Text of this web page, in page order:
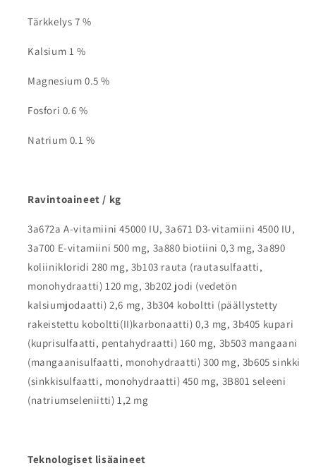
Tärkkelys 7 %
Kalsium 1 %
Magnesium 0.5 %
Fosfori 0.6 %
Natrium 0.1 %
Ravintoaineet / kg
3a672a A-vitamiini 45000 IU, 3a671 D3-vitamiini 4500 IU,
3a700 E-vitamiini 500 mg, 3a880 biotiini 0,3 mg, 3a890
koliinikloridi 280 mg, 3b103 rauta (rautasulfaatti,
monohydraatti) 120 mg, 3b202 jodi (vedetön
kalsiumjodaatti) 2,6 mg, 3b304 koboltti (päällystetty
rakeistettu koboltti(II)karbonaatti) 0,3 mg, 3b405 kupari
(kuprisulfaatti, pentahydraatti) 160 mg, 3b503 mangaani
(mangaanisulfaatti, monohydraatti) 300 mg, 3b605 sinkki
(sinkkisulfaatti, monohydraatti) 450 mg, 3B801 seleeni
(natriumseleniitti) 1,2 mg
Teknologiset lisäaineet